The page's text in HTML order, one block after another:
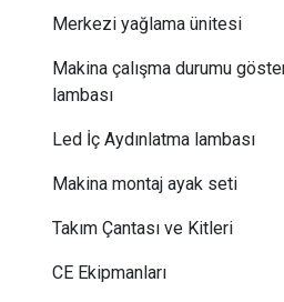
Merkezi yağlama ünitesi
Makina çalışma durumu
lambası
Led İç Aydınlatma lambası
Makina montaj ayak seti
Takım Çantası ve Kitleri
CE Ekipmanları